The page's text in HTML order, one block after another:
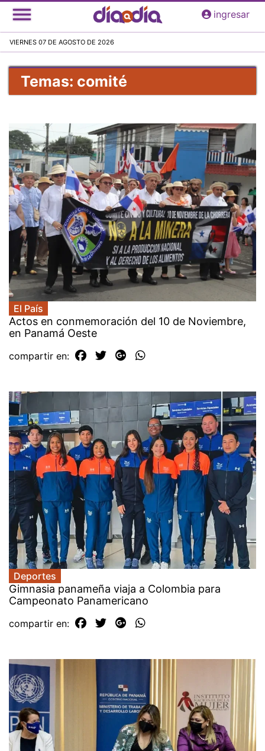
Pasar
al
principal
ingresar
VIERNES 07 DE AGOSTO DE 2026
Temas: comité
El País
Actos en conmemoración del 10 de Noviembre,
en Panamá Oeste
compartir en:
Deportes
Gimnasia panameña viaja a Colombia para
Campeonato Panamericano
compartir en: